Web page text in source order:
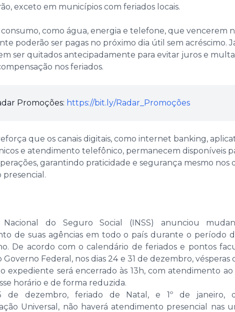
exceto em municípios com feriados locais.
consumo, como água, energia e telefone, que vencerem
poderão ser pagas no próximo dia útil sem acréscimo.
ser quitados antecipadamente para evitar juros e
nos feriados.
Promoções: https://bit.ly/Radar_Promoções
que os canais digitais, como internet banking,
e atendimento telefônico, permanecem disponíveis
garantindo praticidade e segurança mesmo nos
do Seguro Social (INSS) anunciou
de suas agências em todo o país durante o período
De acordo com o calendário de feriados e pontos
Federal, nos dias 24 e 31 de dezembro, vésperas
expediente será encerrado às 13h, com atendimento
horário e de forma reduzida.
de dezembro, feriado de Natal, e 1º de janeiro,
Universal, não haverá atendimento presencial nas